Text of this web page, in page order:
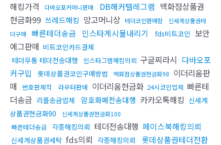
해킹가격
다바오포커머니판매 DB해커텔레그램 백화점상품권
현금화99 쓰레드해킹 망고머니상 테더코인판매함
신세계상품권테
더구매
빠른테더송금 인스타게시물내리기 fds비트코인 보안
에그판매 비트코인카드결제
테더무통 테더전송대행
인스타그램해킹의뢰 구글찌라시 다바오포
커구입
롯데상품권코인구매방법 백화점상품권현금화98 이더리움판
매
번호판제작 라우터판매 이더리움현금화 24시코인업체 빠른테
더송금 리플송금업체 암호화폐전송대행 카카오톡해킹 신세계
상품권현금화90
신세계상품권현금화100
빠른테더송금 각종해킹의뢰 테더전송대행 페이스북해킹의뢰
신세계상품권세탁 fds의뢰 각종해킹의뢰 롯데상품권테더전환